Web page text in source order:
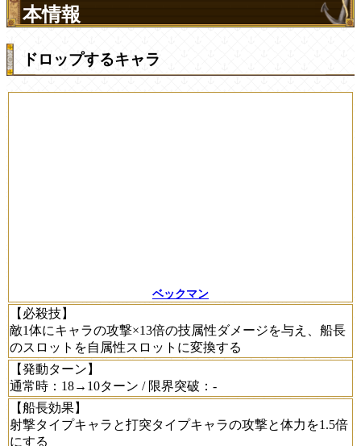
本情報
ドロップするキャラ
ベックマン
【必殺技】
敵1体にキャラの攻撃×13倍の技属性ダメージを与え、船長
のスロットを自属性スロットに変換する
【発動ターン】
通常時：18→10ターン / 限界突破：-
【船長効果】
射撃タイプキャラと打突タイプキャラの攻撃と体力を1.5倍
にする